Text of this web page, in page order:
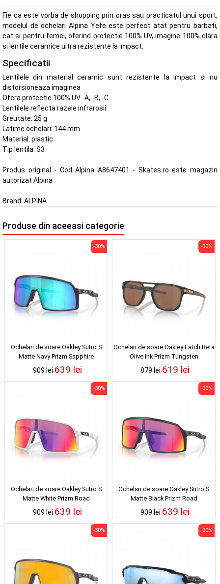
Fie ca este vorba de shopping prin oras sau practicatul unui sport,
modelul de ochelari Alpina Yefe este perfect atat pentru barbati,
cat si pentru femei, oferind protectie 100% UV, imagine 100% clara
si lentile ceramice ultra rezistente la impact.
Specificatii
Lentilele din material ceramic sunt rezistente la impact si nu
distorsioneaza imaginea
Ofera protectie 100% UV -A, -B, -C
Lentilele reflecta razele infrarosii
Greutate: 25 g
Latime ochelari: 144 mm
Material: plastic
Tip lentila: S3
Produs original - Cod Alpina A8647401 - Skates.ro este magazin
autorizat Alpina
Brand: ALPINA
Produse din aceeasi categorie
Ochelari de soare Oakley Sutro S
Matte Navy Prizm Sapphire
909 lei
-30%
639 lei
Ochelari de soare Oakley Latch Beta
Olive Ink Prizm Tungsten
879 lei
-30%
619 lei
Ochelari de soare Oakley Sutro S
Matte White Prizm Road
909 lei
-30%
639 lei
Ochelari de soare Oakley Sutro S
Matte Black Prizm Road
909 lei
-30%
639 lei
-30% -30%